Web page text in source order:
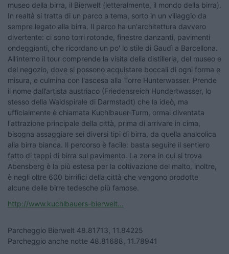
museo della birra, il Bierwelt (letteralmente, il mondo della birra).
In realtà si tratta di un parco a tema, sorto in un villaggio da
sempre legato alla birra. Il parco ha un'architettura davvero
divertente: ci sono torri rotonde, finestre danzanti, pavimenti
ondeggianti, che ricordano un po' lo stile di Gaudì a Barcellona.
All'interno il tour comprende la visita della distilleria, del museo e
del negozio, dove si possono acquistare boccali di ogni forma e
misura, e culmina con l'ascesa alla Torre Hunterwasser. Prende
il nome dall’artista austriaco (Friedensreich Hundertwasser, lo
stesso della Waldspirale di Darmstadt) che la ideò, ma
ufficialmente è chiamata Kuchlbauer-Turm, ormai diventata
l'attrazione principale della città, prima di arrivare in cima,
bisogna assaggiare sei diversi tipi di birra, da quella analcolica
alla birra bianca. Il percorso è facile: basta seguire il sentiero
fatto di tappi di birra sul pavimento. La zona in cui si trova
Abensberg è la più estesa per la coltivazione del malto, inoltre,
è negli oltre 600 birrifici della città che vengono prodotte
alcune delle birre tedesche più famose.
http://www.kuchlbauers-bierwelt...
Parcheggio Bierwelt 48.81713, 11.84225
Parcheggio anche notte 48.81688, 11.78941